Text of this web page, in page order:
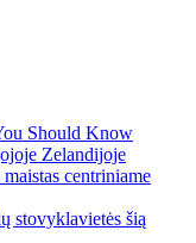
Should Know
Zelandijoje
centriniame
stovyklavietės šią